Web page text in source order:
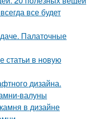
все будет
Палаточные
статьи в новую
дизайна.
валуны
в дизайне